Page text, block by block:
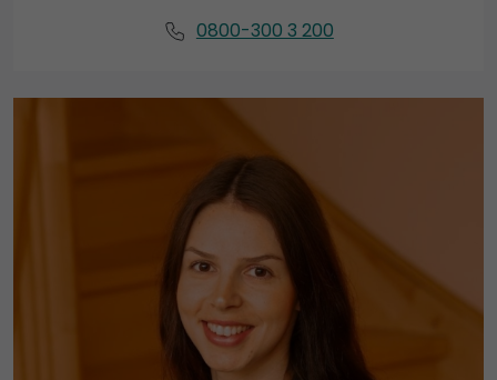
0800-300 3 200